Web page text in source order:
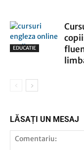
EDUCATIE
LĂSAȚI UN MESAJ